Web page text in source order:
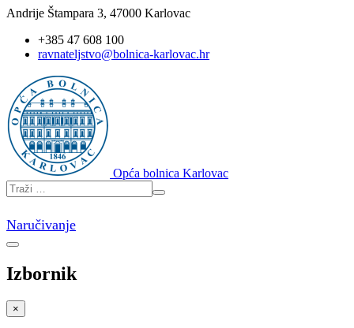
Andrije Štampara 3, 47000 Karlovac
+385 47 608 100
ravnateljstvo@bolnica-karlovac.hr
Opća bolnica Karlovac
Naručivanje
Izbornik
×